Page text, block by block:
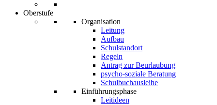
Oberstufe
Organisation
Leitung
Aufbau
Schulstandort
Regeln
Antrag zur Beurlaubung
psycho-soziale Beratung
Schulbuchausleihe
Einführungsphase
Leitideen